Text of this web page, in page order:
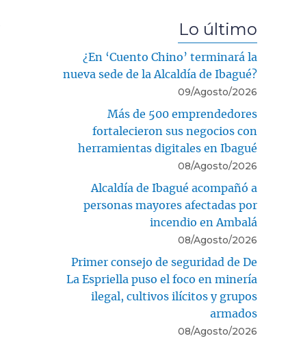
Lo último
¿En ‘Cuento Chino’ terminará la
nueva sede de la Alcaldía de Ibagué?
09/Agosto/2026
Más de 500 emprendedores
fortalecieron sus negocios con
herramientas digitales en Ibagué
08/Agosto/2026
Alcaldía de Ibagué acompañó a
personas mayores afectadas por
incendio en Ambalá
08/Agosto/2026
Primer consejo de seguridad de De
La Espriella puso el foco en minería
ilegal, cultivos ilícitos y grupos
armados
08/Agosto/2026